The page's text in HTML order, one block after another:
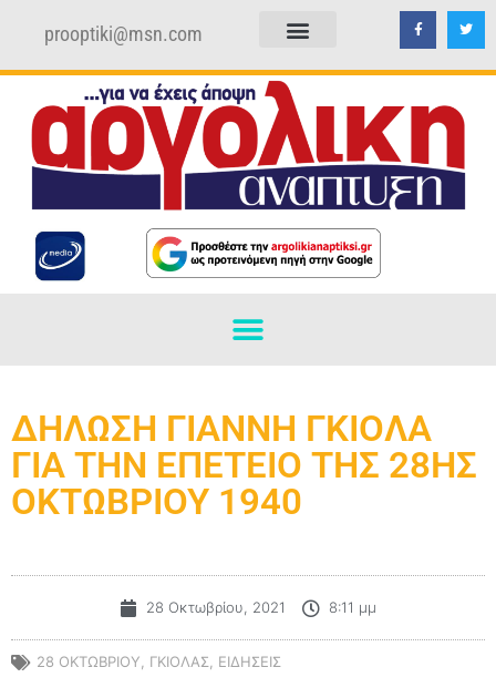
prooptiki@msn.com
ΔΗΛΩΣΗ ΓΙΑΝΝΗ ΓΚΙΟΛΑ
ΓΙΑ ΤΗΝ ΕΠΕΤΕΙΟ ΤΗΣ 28ΗΣ
ΟΚΤΩΒΡΙΟΥ 1940
28 Οκτωβρίου, 2021 8:11 μμ
28 ΟΚΤΩΒΡΙΟΥ, ΓΚΙΟΛΑΣ, ΕΙΔΗΣΕΙΣ